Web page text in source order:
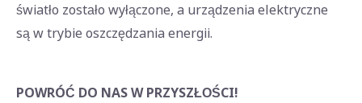
światło zostało wyłączone, a urządzenia elektryczne
są w trybie oszczędzania energii.
POWRÓĆ DO NAS W PRZYSZŁOŚCI!